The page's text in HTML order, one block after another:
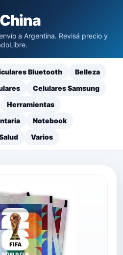
a Argentina. Revisá precio y
Bluetooth
Belleza
Celulares Samsung
Herramientas
Notebook
Varios